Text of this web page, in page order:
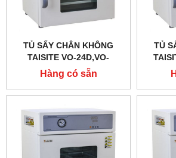
TỦ SẤY CHÂN KHÔNG
TAISITE VO-24D,VO-
52D,VO-91D
Hàng có sẵn
TỦ